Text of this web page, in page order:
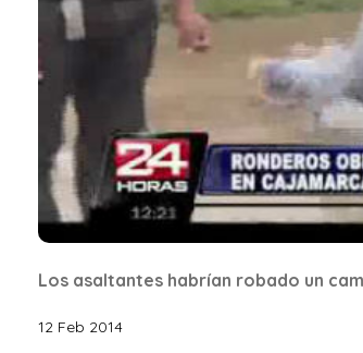
Los asaltantes habrían robado un
12 Feb 2014